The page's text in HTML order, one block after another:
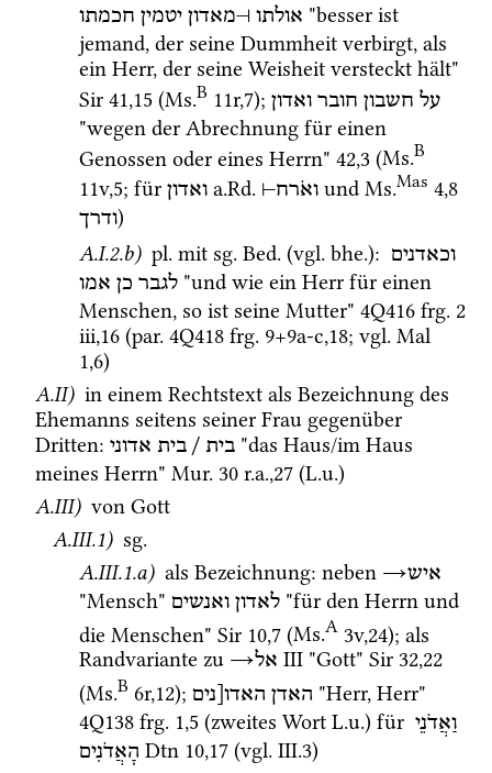
אולתו ⊢מאדון יטמין חכמתו
"besser ist
jemand, der seine Dummheit verbirgt, als
Sir 41,15 (Ms.B 11r,7); על חשבון חובר ואדון
"wegen der Abrechnung für einen
Genossen oder eines Herrn" 42,3 (Ms.B
11v,5; für ואדון a.Rd. ואֹרח⊣ und Ms.Mas 4,8
ודרך)
A.I.2.b) pl. mit sg. Bed. (vgl. bhe.): וכאדנים
לגבר כן אמו
"und wie ein Herr für einen
Menschen, so ist seine Mutter" 4Q416 frg. 2
iii,16 (par. 4Q418 frg. 9+9a-c,18; vgl. Mal
1,6)
A.II) in einem Rechtstext als Bezeichnung des
Ehemanns seitens seiner Frau gegenüber
Dritten: בית / בית אדוני
"das Haus/im Haus
meines Herrn" Mur. 30 r.a.,27 (L.u.)
A.III) von Gott
A.III.1) sg.
A.III.1.a) als Bezeichnung: neben →איש
"Mensch" לאדון ואנשים
"für den Herrn und
die Menschen" Sir 10,7 (Ms.A 3v,24); als
Randvariante zu →אל ‎ III "Gott" Sir 32,22
(Ms.B 6r,12); האדן האדו[נים
4Q138 frg. 1,5 (zweites Wort L.u.) für וַאֲדֹנֵי
הָאֲדֹנִים Dtn 10,17 (vgl. III.3)